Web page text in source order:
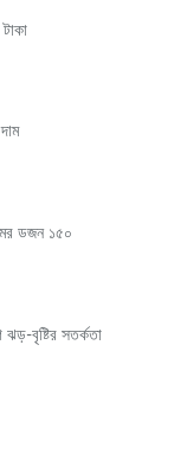
ডজন ১৫০
ঝড়-বৃষ্টির সতর্কতা